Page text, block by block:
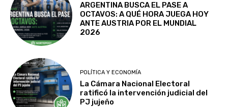
ARGENTINA BUSCA EL PASE A
OCTAVOS: A QUÉ HORA JUEGA HOY
ANTE AUSTRIA POR EL MUNDIAL
2026
POLÍTICA Y ECONOMÍA
La Cámara Nacional Electoral
ratificó la intervención judicial del
PJ jujeño